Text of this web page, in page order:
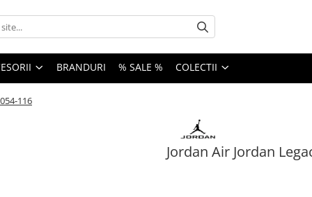
BRANDURI % SALE % COLECTII
116
Jordan Air Jordan